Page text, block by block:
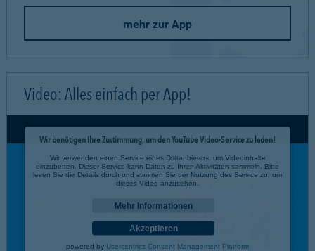
mehr zur App
Video: Alles einfach per App!
Wir benötigen Ihre Zustimmung, um den YouTube Video-Service zu laden!
Wir verwenden einen Service eines Drittanbieters, um Videoinhalte
einzubetten. Dieser Service kann Daten zu Ihren Aktivitäten sammeln. Bitte
lesen Sie die Details durch und stimmen Sie der Nutzung des Service zu, um
dieses Video anzusehen.
Mehr Informationen
Akzeptieren
powered by Usercentrics Consent Management Platform